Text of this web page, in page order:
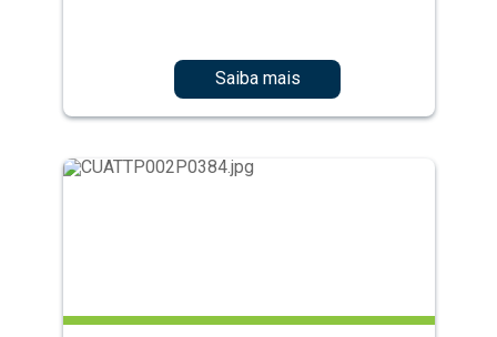
Saiba mais